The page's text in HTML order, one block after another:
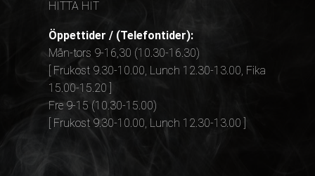
HITTA HIT
Öppettider / (Telefontider):
Mån-tors 9-16,30 (10.30-16.30)
[ Frukost 9.30-10.00, Lunch 12.30-13.00, Fika
15.00-15.20 ]
Fre 9-15 (10.30-15.00)
[ Frukost 9.30-10.00, Lunch 12.30-13.00 ]